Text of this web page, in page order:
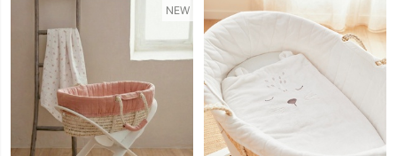
NEW